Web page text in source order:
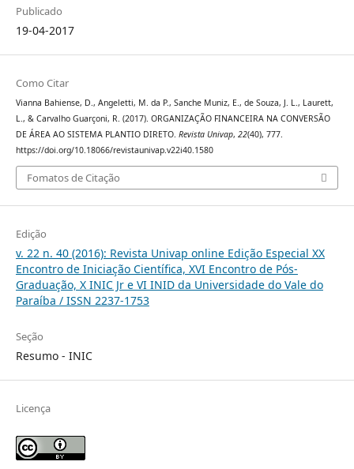
Publicado
19-04-2017
Como Citar
Vianna Bahiense, D., Angeletti, M. da P., Sanche Muniz, E., de Souza, J. L., Laurett,
L., & Carvalho Guarçoni, R. (2017). ORGANIZAÇÃO FINANCEIRA NA CONVERSÃO
DE ÁREA AO SISTEMA PLANTIO DIRETO. Revista Univap, 22(40), 777.
https://doi.org/10.18066/revistaunivap.v22i40.1580
Fomatos de Citação
Edição
v. 22 n. 40 (2016): Revista Univap online Edição Especial XX
Encontro de Iniciação Científica, XVI Encontro de Pós-
Graduação, X INIC Jr e VI INID da Universidade do Vale do
Paraíba / ISSN 2237-1753
Seção
Resumo - INIC
Licença